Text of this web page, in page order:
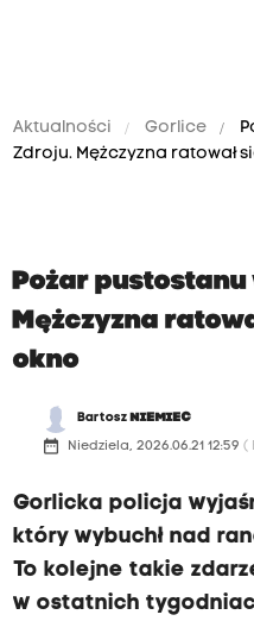
Aktualności Gorlice
Zdroju. Mężczyzna ratował
Pożar pustostanu
Mężczyzna
okno
Bartosz NIEMIEC
date_range Niedziela, 2026.06.21 12:59 (
Gorlicka policja
który wybuchł nad
To kolejne takie
w ostatnich